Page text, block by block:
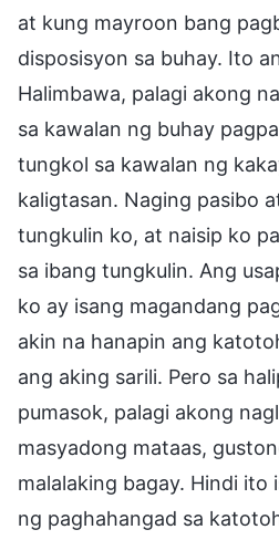
at kung mayroon bang
disposisyon sa buhay. Ito
Halimbawa, palagi akong
sa kawalan ng buhay
tungkol sa kawalan ng
kaligtasan. Naging pasibo
tungkulin ko, at naisip ko
sa ibang tungkulin. Ang
ko ay isang magandang
akin na hanapin ang
ang aking sarili. Pero sa
pumasok, palagi akong
masyadong mataas,
malalaking bagay. Hindi ito
ng paghahangad sa